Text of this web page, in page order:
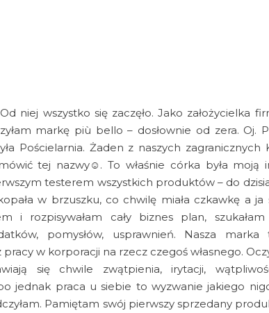
niej wszystko się zaczęło. Jako założycielka
markę più bello – dosłownie od zera. Oj.
Pościelarnia. Żaden z naszych zagranicznych
tej nazwy☺. To właśnie córka była moją
testerem wszystkich produktów – do
w brzuszku, co chwilę miała czkawkę a ja
i rozpisywałam cały biznes plan,
pomysłów, usprawnień. Nasza marka
pracy w korporacji na rzecz czegoś własnego.
się chwile zwątpienia, irytacji,
jednak praca u siebie to wyzwanie jakiego
Pamiętam swój pierwszy sprzedany